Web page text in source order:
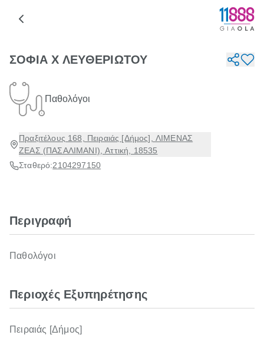
ΣΟΦΙΑ Χ ΛΕΥΘΕΡΙΩΤΟΥ
Παθολόγοι
Πραξιτέλους 168, Πειραιάς [Δήμος], ΛΙΜΕΝΑΣ
ΖΕΑΣ (ΠΑΣΑΛΙΜΑΝΙ), Αττική, 18535
Σταθερό:2104297150
Περιγραφή
Παθολόγοι
Περιοχές Εξυπηρέτησης
Πειραιάς [Δήμος]